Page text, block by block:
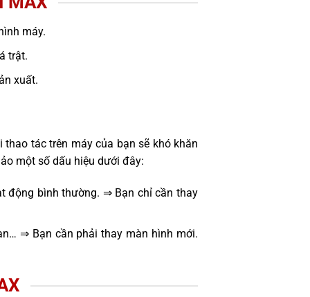
máy.
trật.
xuất.
tác trên máy của bạn sẽ khó khăn
một số dấu hiệu dưới đây:
động bình thường. ⇒ Bạn chỉ cần thay
⇒ Bạn cần phải thay màn hình mới.